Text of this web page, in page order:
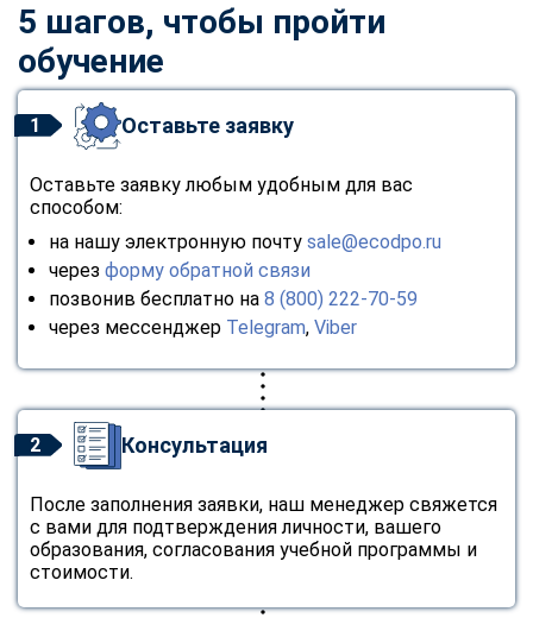
5 шагов, чтобы пройти
обучение
1 Оставьте заявку
Оставьте заявку любым удобным для вас
способом:
на нашу электронную почту sale@ecodpo.ru
через форму обратной связи
позвонив бесплатно на 8 (800) 222-70-59
через мессенджер Telegram, Viber
2 Консультация
После заполнения заявки, наш менеджер свяжется
с вами для подтверждения личности, вашего
образования, согласования учебной программы и
стоимости.